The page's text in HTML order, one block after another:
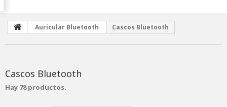
Auricular Bluetooth Cascos Bluetooth
Cascos Bluetooth
Hay 78 productos.